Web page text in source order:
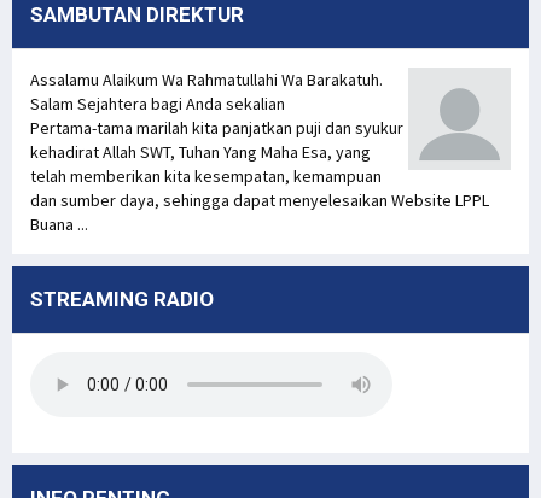
SAMBUTAN DIREKTUR
Assalamu Alaikum Wa Rahmatullahi Wa Barakatuh.
Salam Sejahtera bagi Anda sekalian
Pertama-tama marilah kita panjatkan puji dan syukur
kehadirat Allah SWT, Tuhan Yang Maha Esa, yang
telah memberikan kita kesempatan, kemampuan
dan sumber daya, sehingga dapat menyelesaikan Website LPPL
Buana ...
STREAMING RADIO